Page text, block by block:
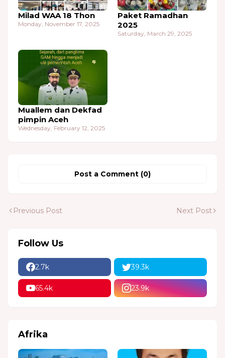
Milad WAA 18 Thon
Monday, November 17, 2025
Paket Ramadhan
2025
Saturday, March 29, 2025
Muallem dan Dekfad
pimpin Aceh
Wednesday, February 12, 2025
Post a Comment (0)
Previous Post Next Post
Follow Us
2.7k 39.3k
65.4k 23.9k
Afrika